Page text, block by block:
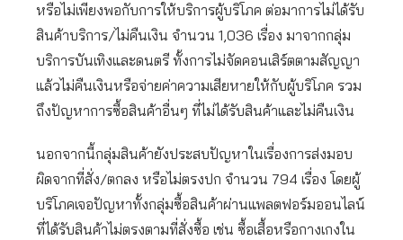
หรือไม่เพียงพอกับการให้บริการผู้บริโภค ต่อมาการไม่ได้รับ
สินค้าบริการ/ไม่คืนเงิน จำนวน 1,036 เรื่อง มาจากกลุ่ม
บริการบันเทิงและดนตรี ทั้งการไม่จัดคอนเสิร์ตตามสัญญา
แล้วไม่คืนเงินหรือจ่ายค่าความเสียหายให้กับผู้บริโภค รวม
ถึงปัญหาการซื้อสินค้าอื่นๆ ที่ไม่ได้รับสินค้าและไม่คืนเงิน
นอกจากนี้กลุ่มสินค้ายังประสบปัญหาในเรื่องการส่งมอบ
ผิดจากที่สั่ง/ตกลง หรือไม่ตรงปก จำนวน 794 เรื่อง โดยผู้
บริโภคเจอปัญหาทั้งกลุ่มซื้อสินค้าผ่านแพลตฟอร์มออนไลน์
ที่ได้รับสินค้าไม่ตรงตามที่สั่งซื้อ เช่น ซื้อเสื้อหรือกางเกงใน